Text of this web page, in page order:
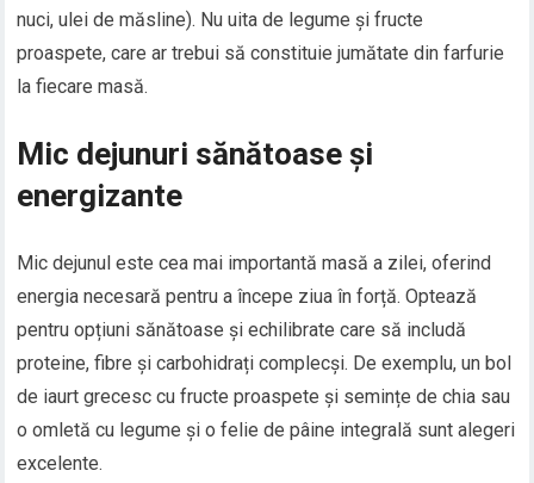
nuci, ulei de măsline). Nu uita de legume și fructe
proaspete, care ar trebui să constituie jumătate din farfurie
la fiecare masă.
Mic dejunuri sănătoase și
energizante
Mic dejunul este cea mai importantă masă a zilei, oferind
energia necesară pentru a începe ziua în forță. Optează
pentru opțiuni sănătoase și echilibrate care să includă
proteine, fibre și carbohidrați complecși. De exemplu, un bol
de iaurt grecesc cu fructe proaspete și semințe de chia sau
o omletă cu legume și o felie de pâine integrală sunt alegeri
excelente.